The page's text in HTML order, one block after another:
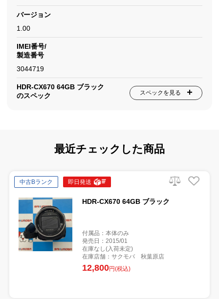
バージョン
1.00
IMEI番号/
製造番号
3044719
HDR-CX670 64GB ブラック
のスペック
スペックを見る
最近チェックした商品
中古Bランク 即日発送
HDR-CX670 64GB ブラック
付属品：本体のみ
発売日：2015/01
在庫なし(入荷未定)
在庫店舗：サクモバ 秋葉原店
12,800円(税込)